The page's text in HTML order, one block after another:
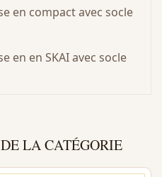
en compact avec socle
en en SKAI avec socle
LA CATÉGORIE